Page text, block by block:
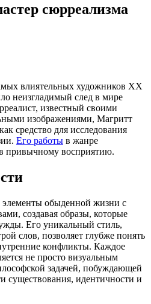
сюрреализма
влиятельных художников XX
неизгладимый след в мире
известный своими
изображениями, Магритт
средство для исследования
Его работы в жанре
привычному восприятию.
элементы обыденной жизни с
создавая образы, которые
Его уникальный стиль,
слов, позволяет глубже понять
конфликты. Каждое
не просто визуальным
задачей, побуждающей
существования, идентичности и